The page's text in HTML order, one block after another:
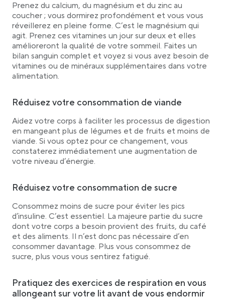
Prenez du calcium, du magnésium et du zinc au
coucher ; vous dormirez profondément et vous vous
réveillerez en pleine forme. C’est le magnésium qui
agit. Prenez ces vitamines un jour sur deux et elles
amélioreront la qualité de votre sommeil. Faites un
bilan sanguin complet et voyez si vous avez besoin de
vitamines ou de minéraux supplémentaires dans votre
alimentation.
Réduisez votre consommation de viande
Aidez votre corps à faciliter les processus de digestion
en mangeant plus de légumes et de fruits et moins de
viande. Si vous optez pour ce changement, vous
constaterez immédiatement une augmentation de
votre niveau d’énergie.
Réduisez votre consommation de sucre
Consommez moins de sucre pour éviter les pics
d’insuline. C’est essentiel. La majeure partie du sucre
dont votre corps a besoin provient des fruits, du café
et des aliments. Il n’est donc pas nécessaire d’en
consommer davantage. Plus vous consommez de
sucre, plus vous vous sentirez fatigué.
Pratiquez des exercices de respiration en vous
allongeant sur votre lit avant de vous endormir